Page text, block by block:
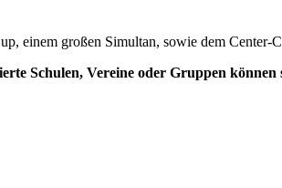
einem großen Simultan, sowie dem Center-
Schulen, Vereine oder Gruppen